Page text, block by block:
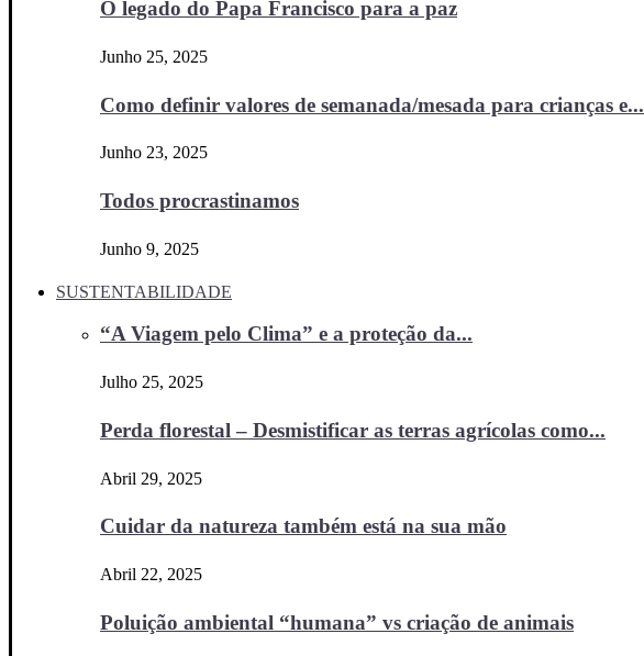
O legado do Papa Francisco para a paz
Junho 25, 2025
Como definir valores de semanada/mesada para crianças e...
Junho 23, 2025
Todos procrastinamos
Junho 9, 2025
SUSTENTABILIDADE
“A Viagem pelo Clima” e a proteção da...
Julho 25, 2025
Perda florestal – Desmistificar as terras agrícolas como...
Abril 29, 2025
Cuidar da natureza também está na sua mão
Abril 22, 2025
Poluição ambiental “humana” vs criação de animais